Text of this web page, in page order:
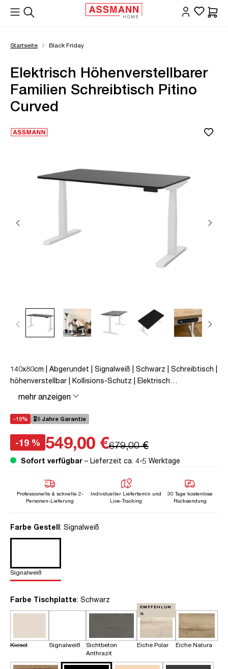
springen
Startseite Black Friday
Elektrisch Höhenverstellbarer
Familien Schreibtisch Pitino
Curved
140x80cm | Abgerundet | Signalweiß | Schwarz | Schreibtisch |
höhenverstellbar | Kollisions-Schutz | Elektrisch
höhenverstellbar | Familiengerecht | Verriegelungsfunktion |
Metall | Holz | Weiß | Schwarz | 5 Jahre Herstellergarantie |
unmontiert | TÜV© geprüfte Ergonomie | TÜV© mobiles
mehr anzeigen
-19% 🎖️5 Jahre Garantie
-19 % 549,00 €679,00 €
Sofort verfügbar – Lieferzeit ca. 4-5 Werktage
Professionelle & schnelle 2-
Personen-Lieferung
Individueller Liefertemin und
Live-Tracking
30 Tage kostenlose
Rücksendung
Farbe Gestellauswählen
: Signalweiß
Signalweiß
Farbe Tischplatteauswählen
: Schwarz
Kiesel Signalweiß
Sichtbeton
Anthrazit
Eiche Polar
EMPFEHLUN
G
Eiche Natura